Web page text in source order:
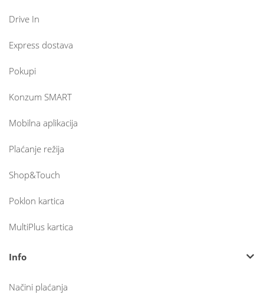
Drive In
Express dostava
Pokupi
Konzum SMART
Mobilna aplikacija
Plaćanje režija
Shop&Touch
Poklon kartica
MultiPlus kartica
Info
Načini plaćanja